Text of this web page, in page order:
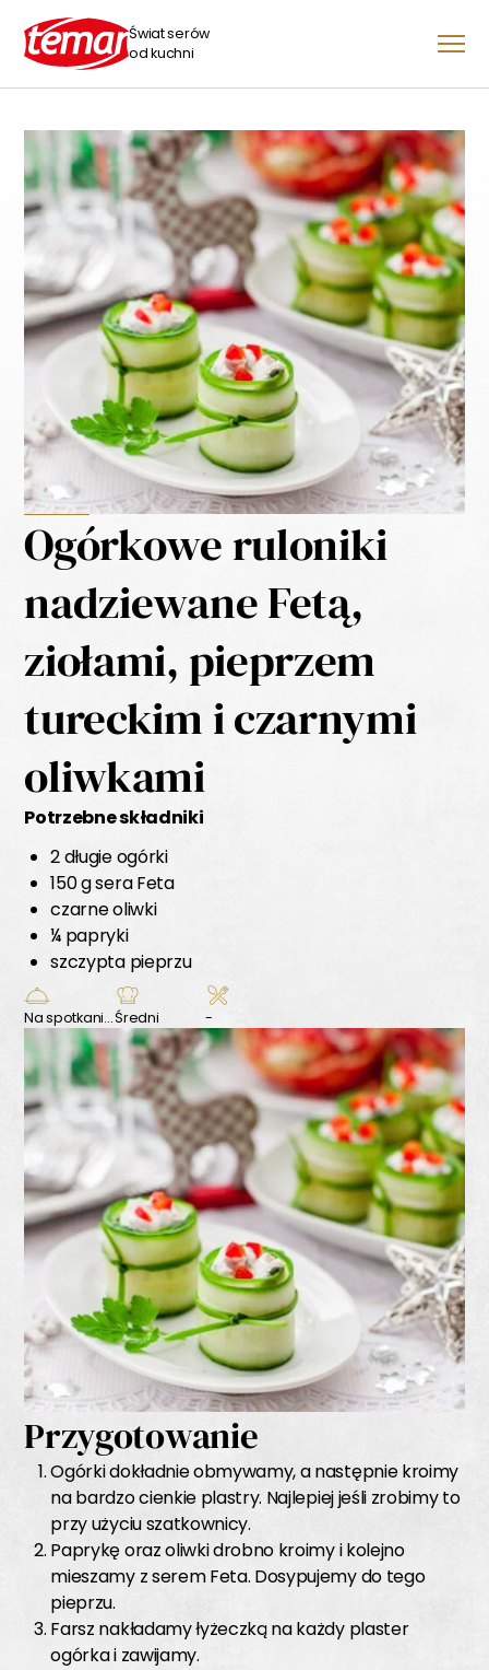
Świat serów
od kuchni
Ogórkowe ruloniki
nadziewane Fetą,
ziołami, pieprzem
tureckim i czarnymi
oliwkami
Potrzebne składniki
2 długie ogórki
150 g sera Feta
czarne oliwki
¼ papryki
szczypta pieprzu
Na spotkanie z przyjaciółmiŚredni -
Przygotowanie
Ogórki dokładnie obmywamy, a następnie kroimy
na bardzo cienkie plastry. Najlepiej jeśli zrobimy to
przy użyciu szatkownicy.
Paprykę oraz oliwki drobno kroimy i kolejno
mieszamy z serem Feta. Dosypujemy do tego
pieprzu.
Farsz nakładamy łyżeczką na każdy plaster
ogórka i zawijamy.